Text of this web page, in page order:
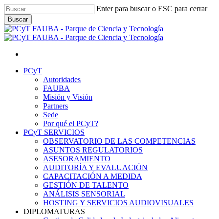
Skip
to
main
content
Enter para buscar o ESC para cerrar
Buscar
Close
Search
Menu
Menu
PCyT
Autoridades
FAUBA
Misión y Visión
Partners
Sede
Por qué el PCyT?
PCyT SERVICIOS
OBSERVATORIO DE LAS COMPETENCIAS
ASUNTOS REGULATORIOS
ASESORAMIENTO
AUDITORÍA Y EVALUACIÓN
CAPACITACIÓN A MEDIDA
GESTIÓN DE TALENTO
ANÁLISIS SENSORIAL
HOSTING Y SERVICIOS AUDIOVISUALES
DIPLOMATURAS